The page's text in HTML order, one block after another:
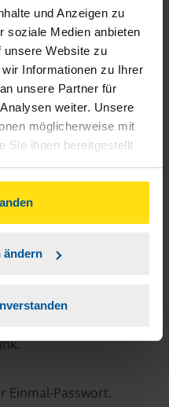
und Anzeigen zu
soziale Medien anbieten
unsere Website zu
Informationen zu Ihrer
unsere Partner für
weiter. Unsere
möglicherweise mit
Sie ihnen bereitgestellt
Einverstanden klicken,
Cookies, gemäß
ändern
So einfach
MeineVLH nutzen
Einmal-Passwort.